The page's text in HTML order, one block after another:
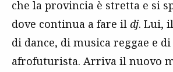
che la provincia è stretta e si
dove continua a fare il dj. Lui,
di dance, di musica reggae e
afrofuturista. Arriva il nuovo